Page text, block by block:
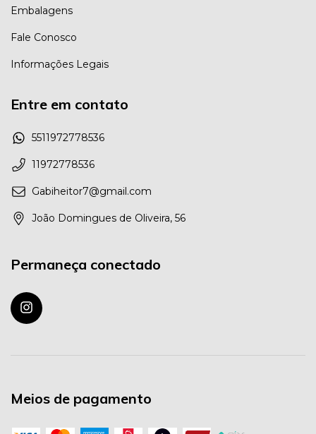
Embalagens
Fale Conosco
Informações Legais
Entre em contato
5511972778536
11972778536
Gabiheitor7@gmail.com
João Domingues de Oliveira, 56
Permaneça conectado
Meios de pagamento